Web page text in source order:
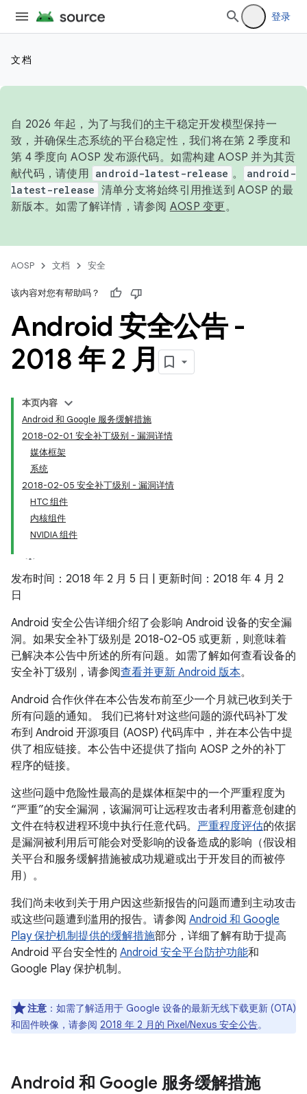
登录
文档
自 2026 年起，为了与我们的主干稳定开发模型保持一
致，并确保生态系统的平台稳定性，我们将在第 2 季度和
第 4 季度向 AOSP 发布源代码。如需构建 AOSP 并为其贡
献代码，请使用 android-latest-release 。
android-
latest-release 清单分支将始终引用推送到 AOSP 的最
新版本。如需了解详情，请参阅 AOSP 变更。
AOSP 文档 安全
该内容对您有帮助吗？
Android 安全公告 -
2018 年 2 月
本页内容
Android 和 Google 服务缓解措施
2018-02-01 安全补丁级别 - 漏洞详情
媒体框架
系统
2018-02-05 安全补丁级别 - 漏洞详情
HTC 组件
内核组件
NVIDIA 组件
发布时间：2018 年 2 月 5 日 | 更新时间：2018 年 4 月 2
日
Android 安全公告详细介绍了会影响 Android 设备的安全漏
洞。如果安全补丁级别是 2018-02-05 或更新，则意味着
已解决本公告中所述的所有问题。如需了解如何查看设备的
安全补丁级别，请参阅查看并更新 Android 版本。
Android 合作伙伴在本公告发布前至少一个月就已收到关于
所有问题的通知。 我们已将针对这些问题的源代码补丁发
布到 Android 开源项目 (AOSP) 代码库中，并在本公告中提
供了相应链接。本公告中还提供了指向 AOSP 之外的补丁
程序的链接。
这些问题中危险性最高的是媒体框架中的一个严重程度为
“严重”的安全漏洞，该漏洞可让远程攻击者利用蓄意创建的
文件在特权进程环境中执行任意代码。 严重程度评估的依据
是漏洞被利用后可能会对受影响的设备造成的影响（假设相
关平台和服务缓解措施被成功规避或出于开发目的而被停
用）。
我们尚未收到关于用户因这些新报告的问题而遭到主动攻击
或这些问题遭到滥用的报告。请参阅 Android 和 Google
Play 保护机制提供的缓解措施部分，详细了解有助于提高
Android 平台安全性的 Android 安全平台防护功能和
Google Play 保护机制。
注意 ：如需了解适用于 Google 设备的最新无线下载更新 (OTA)
和固件映像，请参阅 2018 年 2 月的 Pixel/Nexus 安全公告。
Android 和 Google 服务缓解措施